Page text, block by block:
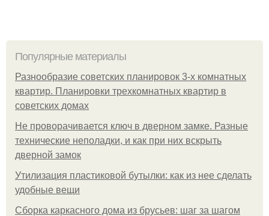
Популярные материалы
Разнообразие советских планировок 3-х комнатных
квартир. Планировки трехкомнатных квартир в
советских домах
Не проворачивается ключ в дверном замке. Разные
технические неполадки, и как при них вскрыть
дверной замок
Утилизация пластиковой бутылки: как из нее сделать
удобные вещи
Сборка каркасного дома из брусьев: шаг за шагом